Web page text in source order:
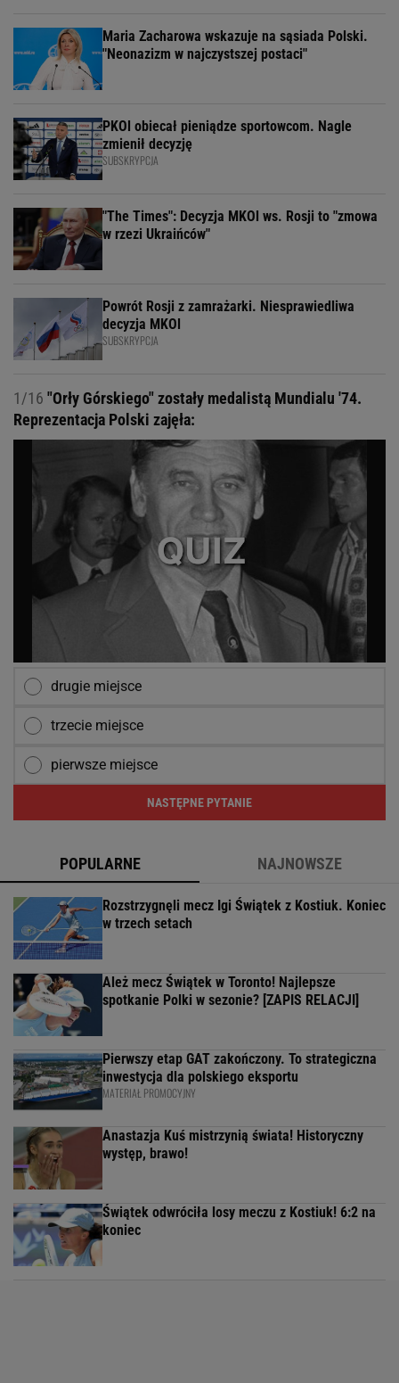
Maria Zacharowa wskazuje na sąsiada Polski.
"Neonazizm w najczystszej postaci"
PKOl obiecał pieniądze sportowcom. Nagle
zmienił decyzję
SUBSKRYPCJA
"The Times": Decyzja MKOl ws. Rosji to "zmowa
w rzezi Ukraińców"
Powrót Rosji z zamrażarki. Niesprawiedliwa
decyzja MKOl
SUBSKRYPCJA
1/16 "Orły Górskiego" zostały medalistą Mundialu '74.
Reprezentacja Polski zajęła:
drugie miejsce
trzecie miejsce
pierwsze miejsce
NASTĘPNE PYTANIE
POPULARNE NAJNOWSZE
Rozstrzygnęli mecz Igi Świątek z Kostiuk. Koniec
w trzech setach
Ależ mecz Świątek w Toronto! Najlepsze
spotkanie Polki w sezonie? [ZAPIS RELACJI]
Pierwszy etap GAT zakończony. To strategiczna
inwestycja dla polskiego eksportu
MATERIAŁ PROMOCYJNY
Anastazja Kuś mistrzynią świata! Historyczny
występ, brawo!
Świątek odwróciła losy meczu z Kostiuk! 6:2 na
koniec